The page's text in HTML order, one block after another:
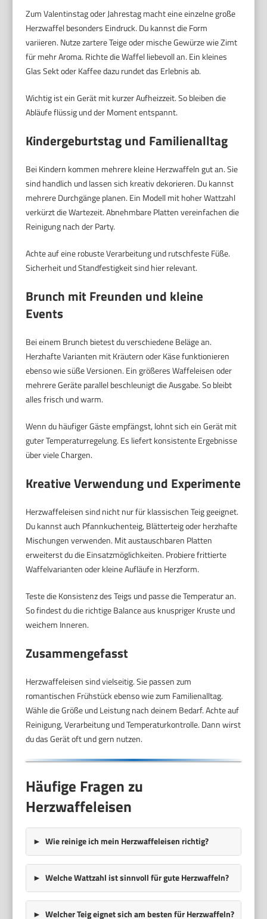
Zum Valentinstag oder Jahrestag macht eine einzelne große
Herzwaffel besonders Eindruck. Du kannst die Form
variieren. Nutze zartere Teige oder mische Gewürze wie Zimt
für mehr Aroma. Richte die Waffel liebevoll an. Ein kleines
Glas Sekt oder Kaffee dazu rundet das Erlebnis ab.
Wichtig ist ein Gerät mit kurzer Aufheizzeit. So bleiben die
Abläufe flüssig und der Moment entspannt.
Kindergeburtstag und Familienalltag
Bei Kindern kommen mehrere kleine Herzwaffeln gut an. Sie
sind handlich und lassen sich kreativ dekorieren. Du kannst
mehrere Durchgänge planen. Ein Modell mit hoher Wattzahl
verkürzt die Wartezeit. Abnehmbare Platten vereinfachen die
Reinigung nach der Party.
Achte auf eine robuste Verarbeitung und rutschfeste Füße.
Sicherheit und Standfestigkeit sind hier relevant.
Brunch mit Freunden und kleine
Events
Bei einem Brunch bietest du verschiedene Beläge an.
Herzhafte Varianten mit Kräutern oder Käse funktionieren
ebenso wie süße Versionen. Ein größeres Waffeleisen oder
mehrere Geräte parallel beschleunigt die Ausgabe. So bleibt
alles frisch und warm.
Wenn du häufiger Gäste empfängst, lohnt sich ein Gerät mit
guter Temperaturregelung. Es liefert konsistente Ergebnisse
über viele Chargen.
Kreative Verwendung und Experimente
Herzwaffeleisen sind nicht nur für klassischen Teig geeignet.
Du kannst auch Pfannkuchenteig, Blätterteig oder herzhafte
Mischungen verwenden. Mit austauschbaren Platten
erweiterst du die Einsatzmöglichkeiten. Probiere frittierte
Waffelvarianten oder kleine Aufläufe in Herzform.
Teste die Konsistenz des Teigs und passe die Temperatur an.
So findest du die richtige Balance aus knuspriger Kruste und
weichem Inneren.
Zusammengefasst
Herzwaffeleisen sind vielseitig. Sie passen zum
romantischen Frühstück ebenso wie zum Familienalltag.
Wähle die Größe und Leistung nach deinem Bedarf. Achte auf
Reinigung, Verarbeitung und Temperaturkontrolle. Dann wirst
du das Gerät oft und gern nutzen.
Häufige Fragen zu
Herzwaffeleisen
Wie reinige ich mein Herzwaffeleisen richtig?
Welche Wattzahl ist sinnvoll für gute Herzwaffeln?
Welcher Teig eignet sich am besten für Herzwaffeln?